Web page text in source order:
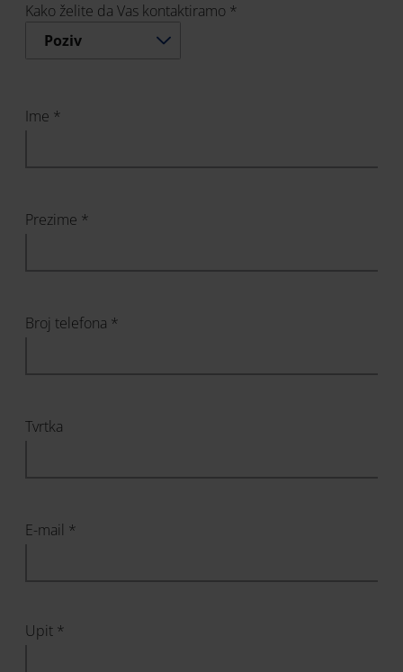
Kako želite da Vas kontaktiramo *
Poziv
Ime *
Prezime *
Broj telefona *
Tvrtka
E-mail *
Upit *